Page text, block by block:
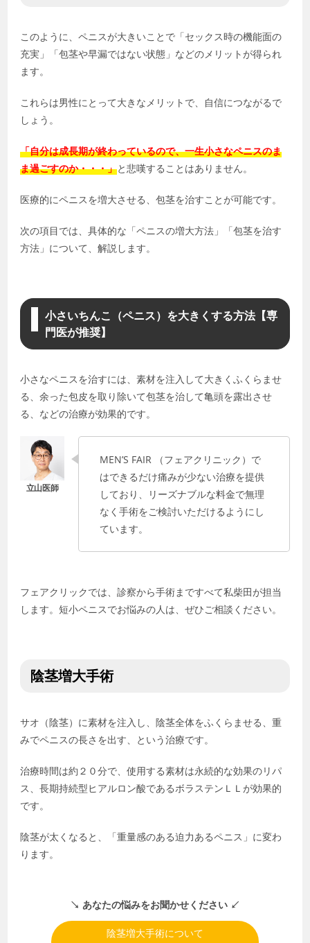
このように、ペニスが大きいことで「セックス時の機能面の
充実」「包茎や早漏ではない状態」などのメリットが得られ
ます。
これらは男性にとって大きなメリットで、自信につながるで
しょう。
「自分は成長期が終わっているので、一生小さなペニスのま
ま過ごすのか・・・」と悲嘆することはありません。
医療的にペニスを増大させる、包茎を治すことが可能です。
次の項目では、具体的な「ペニスの増大方法」「包茎を治す
方法」について、解説します。
小さいちんこ（ペニス）を大きくする方法【専
門医が推奨】
小さなペニスを治すには、素材を注入して大きくふくらませ
る、余った包皮を取り除いて包茎を治して亀頭を露出させ
る、などの治療が効果的です。
MEN’S FAIR （フェアクリニック）で
はできるだけ痛みが少ない治療を提供
しており、リーズナブルな料金で無理
なく手術をご検討いただけるようにし
ています。
フェアクリックでは、診察から手術まですべて私柴田が担当
します。短小ペニスでお悩みの人は、ぜひご相談ください。
陰茎増大手術
サオ（陰茎）に素材を注入し、陰茎全体をふくらませる、重
みでペニスの長さを出す、という治療です。
治療時間は約２０分で、使用する素材は永続的な効果のリパ
ス、長期持続型ヒアルロン酸であるボラステンＬＬが効果的
です。
陰茎が太くなると、「重量感のある迫力あるペニス」に変わ
ります。
↘︎ あなたの悩みをお聞かせください ↙︎
陰茎増大手術について